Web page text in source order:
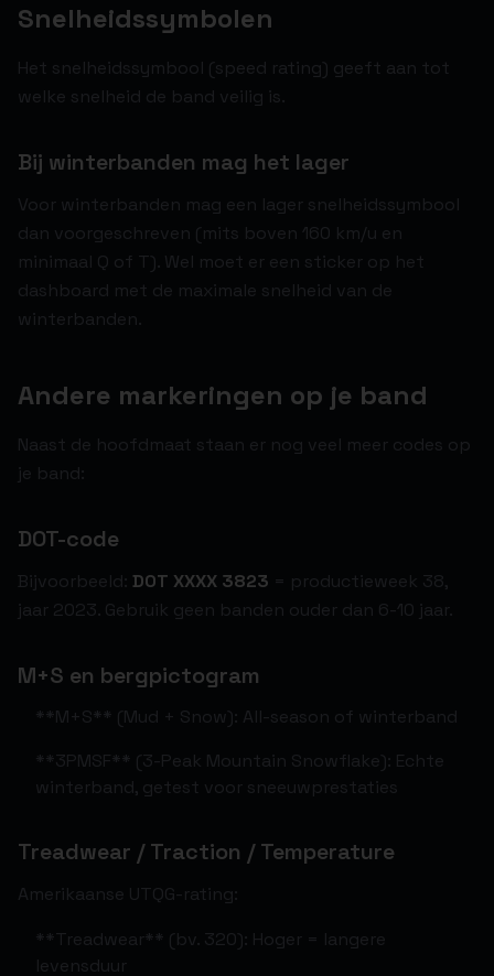
Snelheidssymbolen
Het snelheidssymbool (speed rating) geeft aan tot
welke snelheid de band veilig is.
Bij winterbanden mag het lager
Voor winterbanden mag een lager snelheidssymbool
dan voorgeschreven (mits boven 160 km/u en
minimaal Q of T). Wel moet er een sticker op het
dashboard met de maximale snelheid van de
winterbanden.
Andere markeringen op je band
Naast de hoofdmaat staan er nog veel meer codes op
je band:
DOT-code
Bijvoorbeeld: DOT XXXX 3823 = productieweek 38,
jaar 2023. Gebruik geen banden ouder dan 6-10 jaar.
M+S en bergpictogram
**M+S** (Mud + Snow): All-season of winterband
**3PMSF** (3-Peak Mountain Snowflake): Echte
winterband, getest voor sneeuwprestaties
Treadwear / Traction / Temperature
Amerikaanse UTQG-rating:
**Treadwear** (bv. 320): Hoger = langere
levensduur